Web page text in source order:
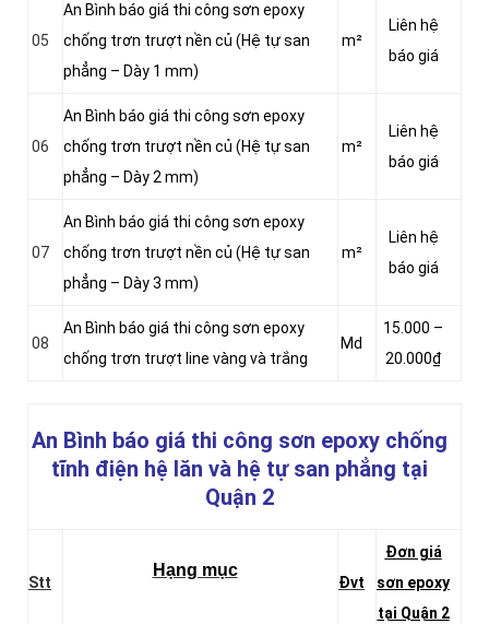
05
An Bình báo giá thi công sơn epoxy
chống trơn trượt nền củ (Hệ tự san
phẳng – Dày 1 mm)
m²
Liên hệ
báo giá
06
An Bình báo giá thi công sơn epoxy
chống trơn trượt nền củ (Hệ tự san
phẳng – Dày 2 mm)
m²
Liên hệ
báo giá
07
An Bình báo giá thi công sơn epoxy
chống trơn trượt nền củ (Hệ tự san
phẳng – Dày 3 mm)
m²
Liên hệ
báo giá
08
An Bình báo giá thi công sơn epoxy
chống trơn trượt line vàng và trắng
Md
15.000 –
20.000₫
An Bình báo giá thi công sơn epoxy chống
tĩnh điện hệ lăn và hệ tự san phẳng tại
Quận 2
Stt
Hạng mục
Đvt
Đơn giá
sơn epoxy
tại Quận 2